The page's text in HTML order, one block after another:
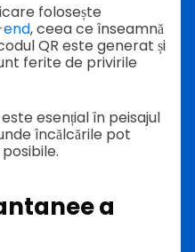
folosește
, ceea ce înseamnă
QR este generat și
ferite de privirile
esențial în peisajul
încălcările pot
a